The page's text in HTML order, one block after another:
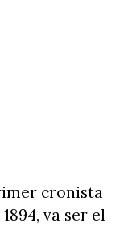
cronista
va ser el